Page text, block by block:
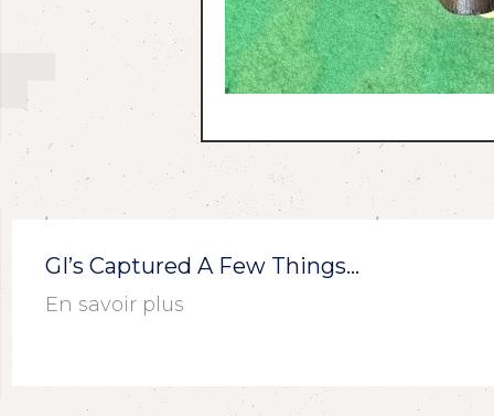
GI’s Captured A Few Things…
En savoir plus